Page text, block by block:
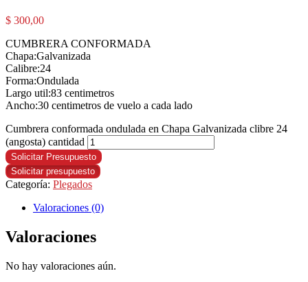
$ 300,00
CUMBRERA CONFORMADA
Chapa:Galvanizada
Calibre:24
Forma:Ondulada
Largo util:83 centimetros
Ancho:30 centimetros de vuelo a cada lado
Cumbrera conformada ondulada en Chapa Galvanizada clibre 24
(angosta) cantidad
Solicitar Presupuesto
Solicitar presupuesto
Categoría: Plegados
Valoraciones (0)
Valoraciones
No hay valoraciones aún.